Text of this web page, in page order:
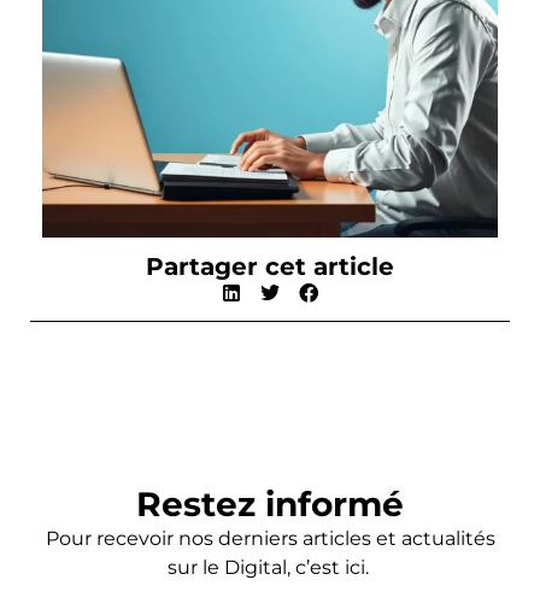
Partager cet article
Restez informé
Pour recevoir nos derniers articles et actualités
sur le Digital, c’est ici.